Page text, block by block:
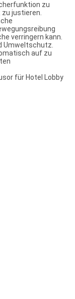
zu
justieren.
verringern kann.
Umweltschutz.
auf zu
für Hotel Lobby